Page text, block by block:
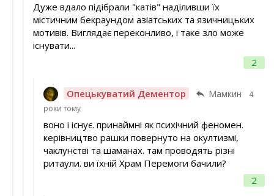
2
Дуже вдало підібрали "катів" наділивши їх
містичним бекраундом азіатських та язичницьких
мотивів. Виглядає переконливо, і таке зло може
існувати...
Опецькуватий Дементор Мамкин
4
роки тому
2
воно і існує. принаймні як психічний феномен.
керівництво рашки повернуто на окултизмі,
чаклунстві та шаманах. там проводять різні
ритаули. ви їхній Храм Перемоги бачили?